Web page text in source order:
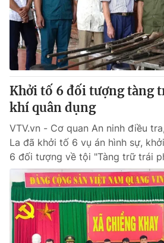
Sản phẩm
Thị trường
Tư vấn
Giao lưu trực tuyến
Lịch phát sóng
Chuyên mục khác
Emagazine
Photo
Video
VTV Money VTV
Khởi tố 6 đối tượng tàng
khí quân dụng
VTV.vn - Cơ quan An ninh điều
La đã khởi tố 6 vụ án hình sự,
6 đối tượng về tội "Tàng trữ trái